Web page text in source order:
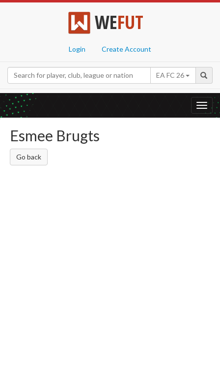
WEFUT
Login Create Account
EA FC 26
Esmee Brugts
Go back